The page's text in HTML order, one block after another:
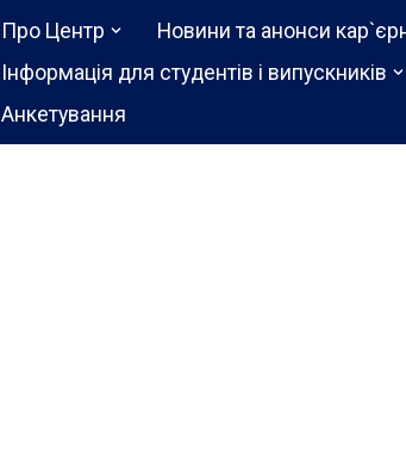
Про Центр Новини та анонси
Інформація для студентів і випускників
Анкетування